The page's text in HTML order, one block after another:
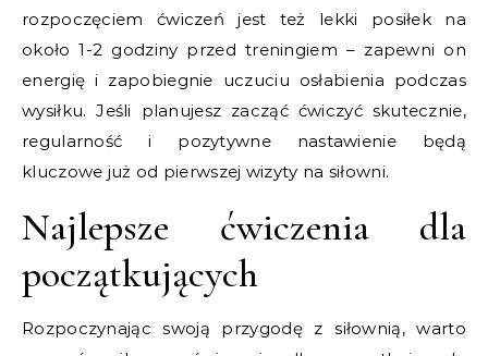
rozpoczęciem ćwiczeń jest też lekki posiłek na
około 1-2 godziny przed treningiem – zapewni on
energię i zapobiegnie uczuciu osłabienia podczas
wysiłku. Jeśli planujesz zacząć ćwiczyć skutecznie,
regularność i pozytywne nastawienie będą
kluczowe już od pierwszej wizyty na siłowni.
Najlepsze ćwiczenia dla
początkujących
Rozpoczynając swoją przygodę z siłownią, warto